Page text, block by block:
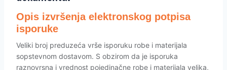
Opis izvršenja elektronskog potpisa
isporuke
Veliki broj preduzeća vrše isporuku robe i materijala
sopstevnom dostavom. S obzirom da je isporuka
raznovrsna i vrednost pojedinačne robe i materijala velika,